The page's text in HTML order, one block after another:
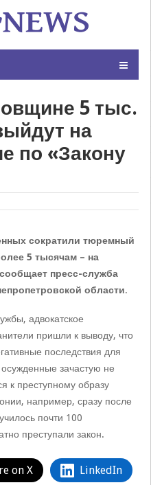
5 тыс.
на
по «Закону
сократили тюремный
5 тысячам – на
пресс-служба
области.
адвокатское
пришли к выводу, что
последствия для
зачастую не
к преступному образу
например, сразу после
почти 100
преступали закон.
on X LinkedIn